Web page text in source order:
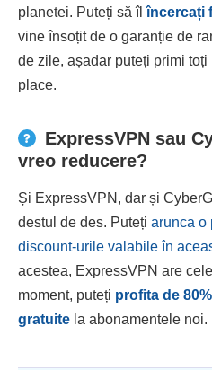
planetei. Puteți să îlîncercați
vine însoțit de o garanție de
de zile, așadar puteți primi
place.
ExpressVPN sau
vreo reducere?
Și ExpressVPN, dar și
destul de des. Puteți arunca o
discount-urile valabile în
acestea, ExpressVPN are
moment, puteți profita de 80
gratuite la abonamentele noi.